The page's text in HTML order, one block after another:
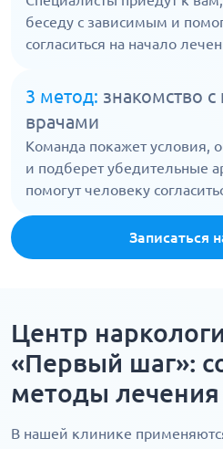
беседу с зависимым и
согласиться на начало
3 метод: знакомство
врачами
Команда покажет условия,
и подберет убедительные
помогут человеку
Записаться
Центр
«Первый шаг»:
методы лечения
В нашей клинике